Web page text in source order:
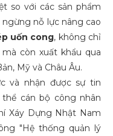
so với các sản phẩm
nỗ lực nâng cao
uốn cong, không chỉ
còn xuất khẩu qua
Mỹ và Châu Âu.
và nhận được sự tin
cán bộ công nhân
Xáy Dựng Nhật Nam
"Hệ thống quản lý